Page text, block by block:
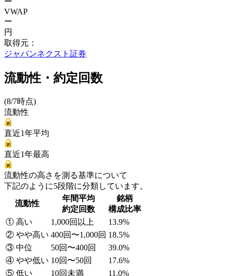
VWAP
ー
円
取得元：
ジャパンネクスト証券
流動性・約定回数
(8/7時点)
流動性
直近1年平均
直近1年最高
流動性の高さを測る基準について
下記のように5段階に分類しています。
流動性
年間平均
約定回数
銘柄
構成比率
① 高い
1,000回以上
13.9%
② やや高い 400回〜1,000回 18.5%
③ 中位
50回〜400回
39.0%
④ やや低い 10回〜50回
17.6%
⑤ 低い
10回未満 11.0%